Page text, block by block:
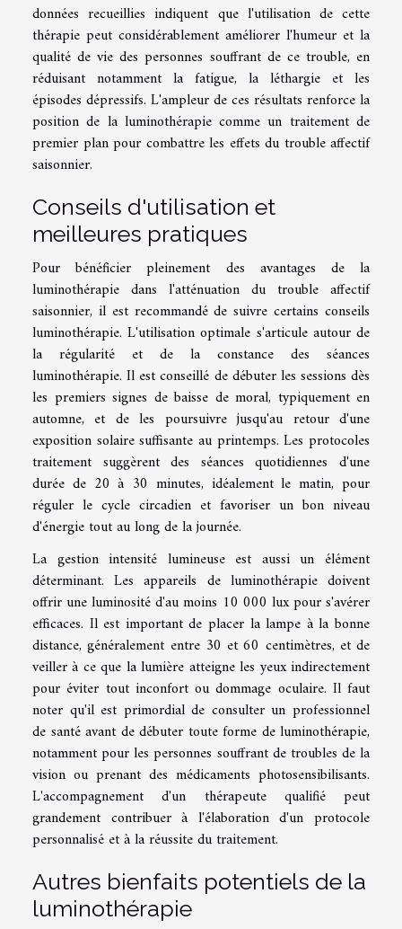
données recueillies indiquent que l'utilisation de cette
thérapie peut considérablement améliorer l'humeur et la
qualité de vie des personnes souffrant de ce trouble, en
réduisant notamment la fatigue, la léthargie et les
épisodes dépressifs. L'ampleur de ces résultats renforce la
position de la luminothérapie comme un traitement de
premier plan pour combattre les effets du trouble affectif
saisonnier.
Conseils d'utilisation et
meilleures pratiques
Pour bénéficier pleinement des avantages de la
luminothérapie dans l'atténuation du trouble affectif
saisonnier, il est recommandé de suivre certains conseils
luminothérapie. L'utilisation optimale s'articule autour de
la régularité et de la constance des séances
luminothérapie. Il est conseillé de débuter les sessions dès
les premiers signes de baisse de moral, typiquement en
automne, et de les poursuivre jusqu'au retour d'une
exposition solaire suffisante au printemps. Les protocoles
traitement suggèrent des séances quotidiennes d'une
durée de 20 à 30 minutes, idéalement le matin, pour
réguler le cycle circadien et favoriser un bon niveau
d'énergie tout au long de la journée.
La gestion intensité lumineuse est aussi un élément
déterminant. Les appareils de luminothérapie doivent
offrir une luminosité d'au moins 10 000 lux pour s'avérer
efficaces. Il est important de placer la lampe à la bonne
distance, généralement entre 30 et 60 centimètres, et de
veiller à ce que la lumière atteigne les yeux indirectement
pour éviter tout inconfort ou dommage oculaire. Il faut
noter qu'il est primordial de consulter un professionnel
de santé avant de débuter toute forme de luminothérapie,
notamment pour les personnes souffrant de troubles de la
vision ou prenant des médicaments photosensibilisants.
L'accompagnement d'un thérapeute qualifié peut
grandement contribuer à l'élaboration d'un protocole
personnalisé et à la réussite du traitement.
Autres bienfaits potentiels de la
luminothérapie